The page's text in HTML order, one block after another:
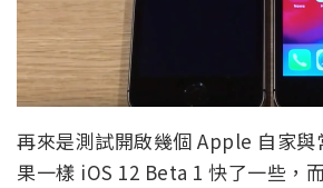
再來是測試開啟幾個 Apple 自家與
果一樣 iOS 12 Beta 1 快了一些，